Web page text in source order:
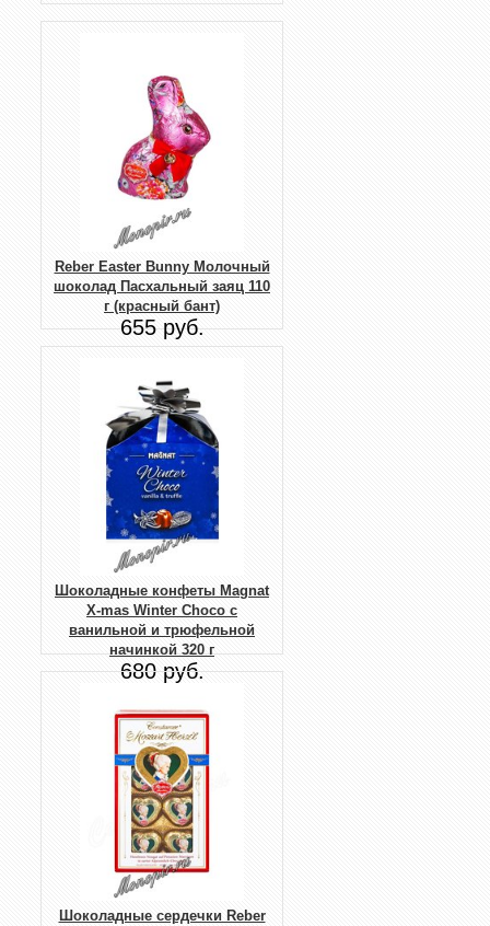
Reber Easter Bunny Молочный
шоколад Пасхальный заяц 110
г (красный бант)
655 руб.
Шоколадные конфеты Magnat
X-mas Winter Choco с
ванильной и трюфельной
начинкой 320 г
680 руб.
Шоколадные сердечки Reber